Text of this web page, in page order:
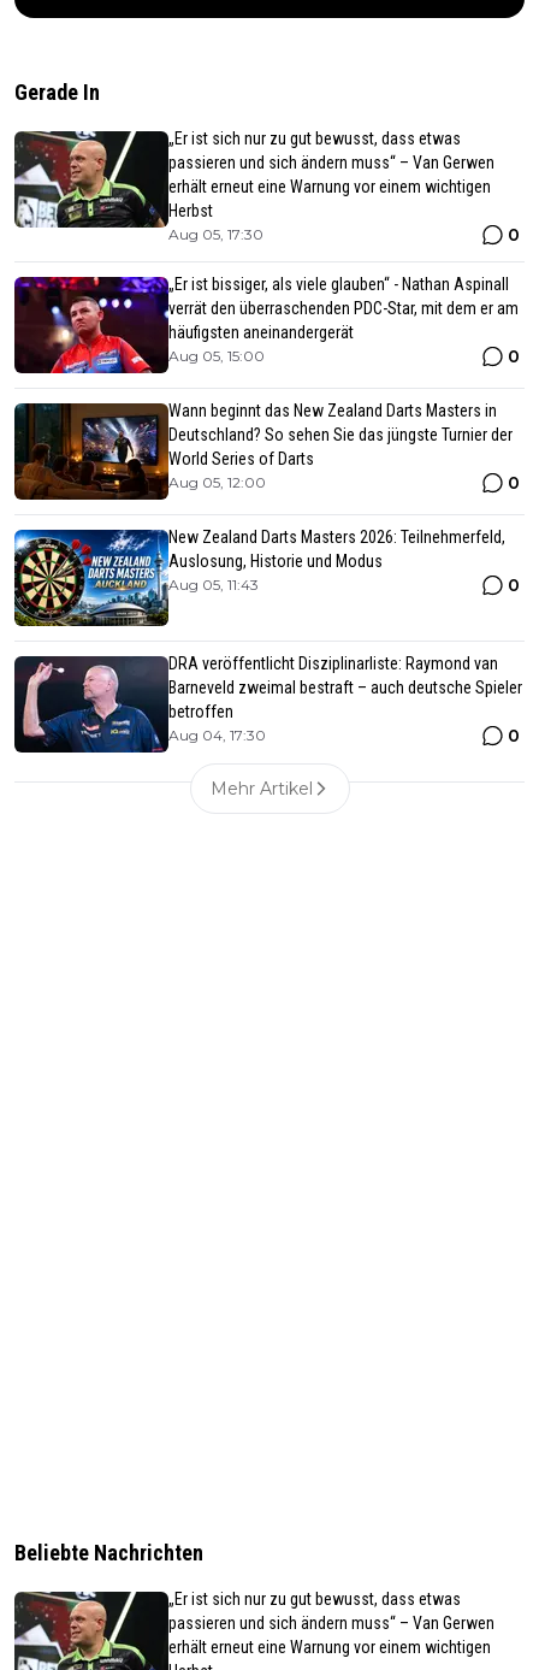
Gerade In
„Er ist sich nur zu gut bewusst, dass etwas
passieren und sich ändern muss“ – Van Gerwen
erhält erneut eine Warnung vor einem wichtigen
Herbst
Aug 05, 17:30 0
„Er ist bissiger, als viele glauben“ - Nathan Aspinall
verrät den überraschenden PDC-Star, mit dem er am
häufigsten aneinandergerät
Aug 05, 15:00 0
Wann beginnt das New Zealand Darts Masters in
Deutschland? So sehen Sie das jüngste Turnier der
World Series of Darts
Aug 05, 12:00 0
New Zealand Darts Masters 2026: Teilnehmerfeld,
Auslosung, Historie und Modus
Aug 05, 11:43 0
DRA veröffentlicht Disziplinarliste: Raymond van
Barneveld zweimal bestraft – auch deutsche Spieler
betroffen
Aug 04, 17:30 0
Mehr Artikel
Beliebte Nachrichten
„Er ist sich nur zu gut bewusst, dass etwas
passieren und sich ändern muss“ – Van Gerwen
erhält erneut eine Warnung vor einem wichtigen